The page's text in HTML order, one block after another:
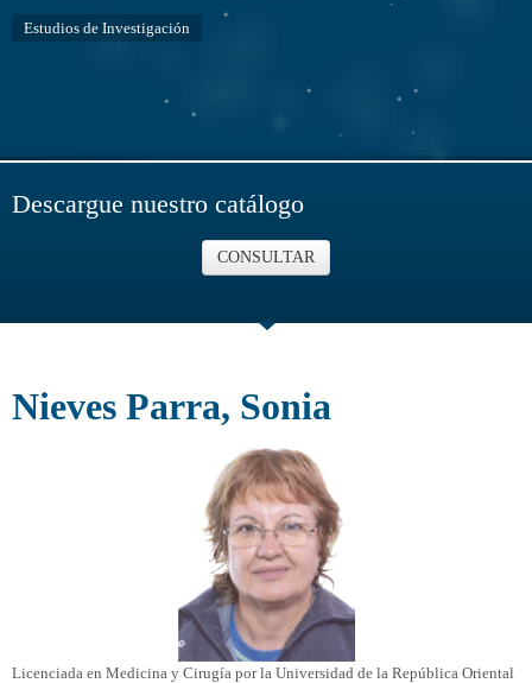
Estudios de Investigación
Descargue nuestro catálogo
CONSULTAR
Nieves Parra, Sonia
Licenciada en Medicina y Cirugía por la Universidad de la República Oriental